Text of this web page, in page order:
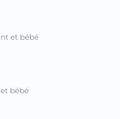
et bébé
bébé